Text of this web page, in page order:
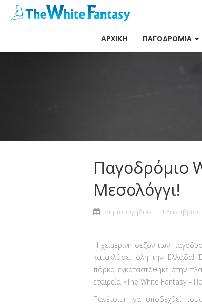
ΑΡΧΙΚΉ ΠΑΓΟΔΡΌΜΙΑ
Παγοδρόμιο
Μεσολόγγι!
Δημιουργήθηκε : 14
Η χειμερινή σεζόν των
κατακλύσει όλη την Ελλάδα!
πάρκο εγκαταστάθηκε στην
εταιρεία «The White Fantasy –
Πανέτοιμη να υποδεχθεί